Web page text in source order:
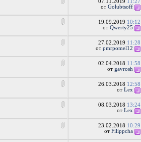
07.11.2019 11:27
отGolubtsoff
19.09.2019 10:12
отQwerty25
27.02.2019 11:28
отpmrpomel12
02.04.2018 11:58
отgavrosh
26.03.2018 12:58
отLex
08.03.2018 13:24
отLex
23.02.2018 10:29
отFilippcha